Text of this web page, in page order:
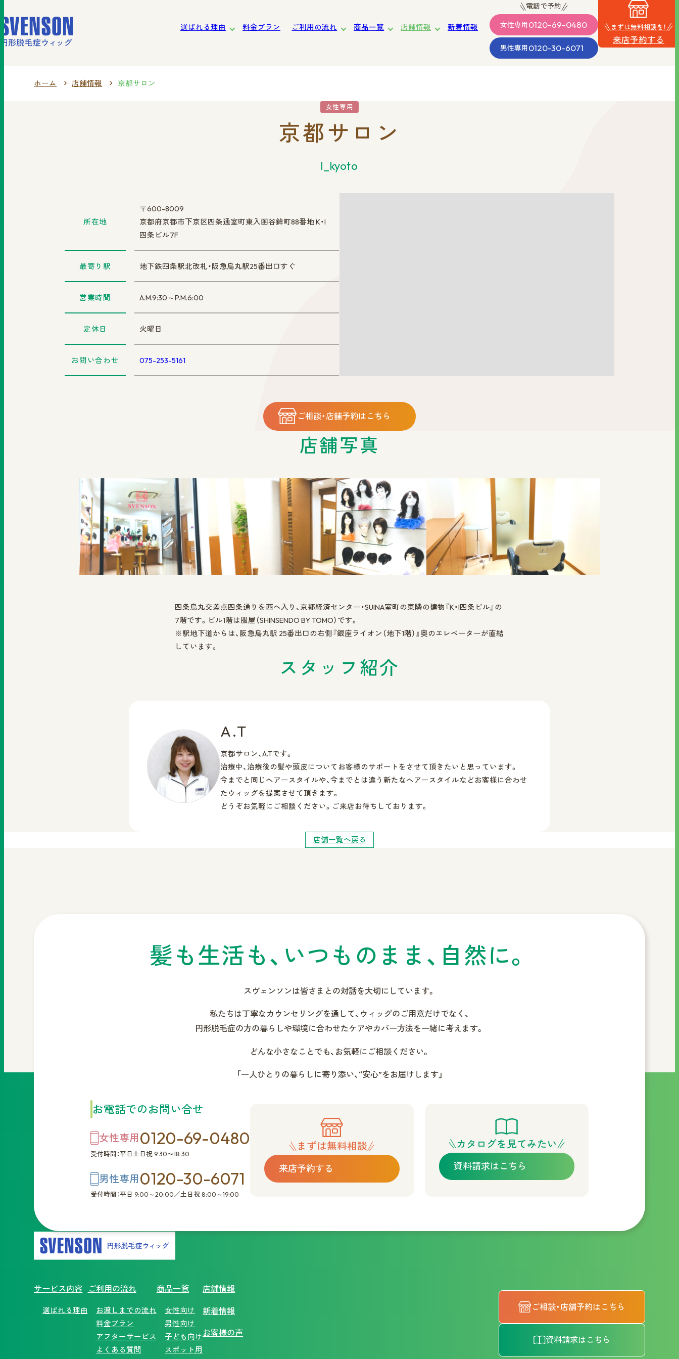
選ばれる理由
選ばれる理由
料金プラン ご利用の流れ
ご利用の流れ
商品一覧
商品一覧
店舗情報 新着情報
電話で予約
女性専用0120-69-0480
男性専用0120-30-6071
まずは無料相談を！
来店予約する
ホーム 店舗情報 京都サロン
女性専用
京都サロン
l_kyoto
所在地
〒600-8009
京都府京都市下京区四条通室町東入函谷鉾町88番地 K・I
四条ビル7F
最寄り駅 地下鉄四条駅北改札・阪急烏丸駅25番出口すぐ
営業時間 A.M.9:30～P.M.6:00
定休日 火曜日
お問い合わせ 075-253-5161
ご相談・店舗予約はこちら
店舗写真
四条烏丸交差点四条通りを西へ入り、京都経済センター・SUINA室町の東隣の建物『K・I四条ビル』の
7階です。ビル1階は服屋（SHINSENDO BY TOMO）です。
※駅地下道からは、阪急烏丸駅 25番出口の右側『銀座ライオン（地下1階）』奥のエレベーターが直結
しています。
スタッフ紹介
A.T
京都サロン、A.Tです。
治療中、治療後の髪や頭皮についてお客様のサポートをさせて頂きたいと思っています。
今までと同じヘアースタイルや、今までとは違う新たなヘアースタイルなどお客様に合わせ
たウィッグを提案させて頂きます。
どうぞお気軽にご相談ください。ご来店お待ちしております。
店舗一覧へ戻る
髪も生活も、 いつものまま、自然に。
スヴェンソンは皆さまとの対話を大切にしています。
私たちは丁寧なカウンセリングを通して、 ウィッグのご用意だけでなく、
円形脱毛症の方の暮らしや環境に合わせたケアやカバー方法を一緒に考えます。
どんな小さなことでも、 お気軽にご相談ください。
「一人ひとりの暮らしに寄り添い、 “安心”をお届けします」
お電話でのお問い合せ
女性専用 0120-69-0480
受付時間：平日土日祝 9:30〜18:30
男性専用0120-30-6071
受付時間：平日 9:00～20:00／土日祝 8:00～19:00
まずは無料相談
来店予約する
カタログを見てみたい
資料請求はこちら
サービス内容
選ばれる理由
ご利用の流れ
お渡しまでの流れ
料金プラン
アフターサービス
よくある質問
商品一覧
女性向け
男性向け
子ども向け
スポット用
店舗情報
新着情報
お客様の声
ご相談・店舗予約はこちら
資料請求はこちら